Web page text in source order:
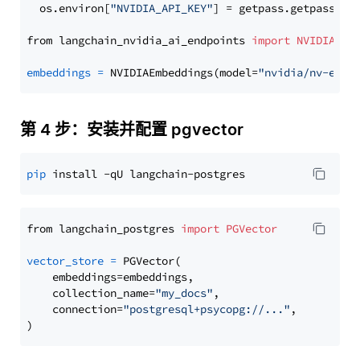
  os.environ[
"NVIDIA_API_KEY"] = getpass.getpass(
from langchain_nvidia_ai_endpoints import
embeddings = NVIDIAEmbeddings(model="nvidia/nv-
第 4 步：安装并配置 pgvector
pip
from langchain_postgres import PGVector
vector_store = PGVector(
    embeddings=embeddings,
    collection_name=
"my_docs" ,
    connection=
"postgresql+psycopg://..." ,